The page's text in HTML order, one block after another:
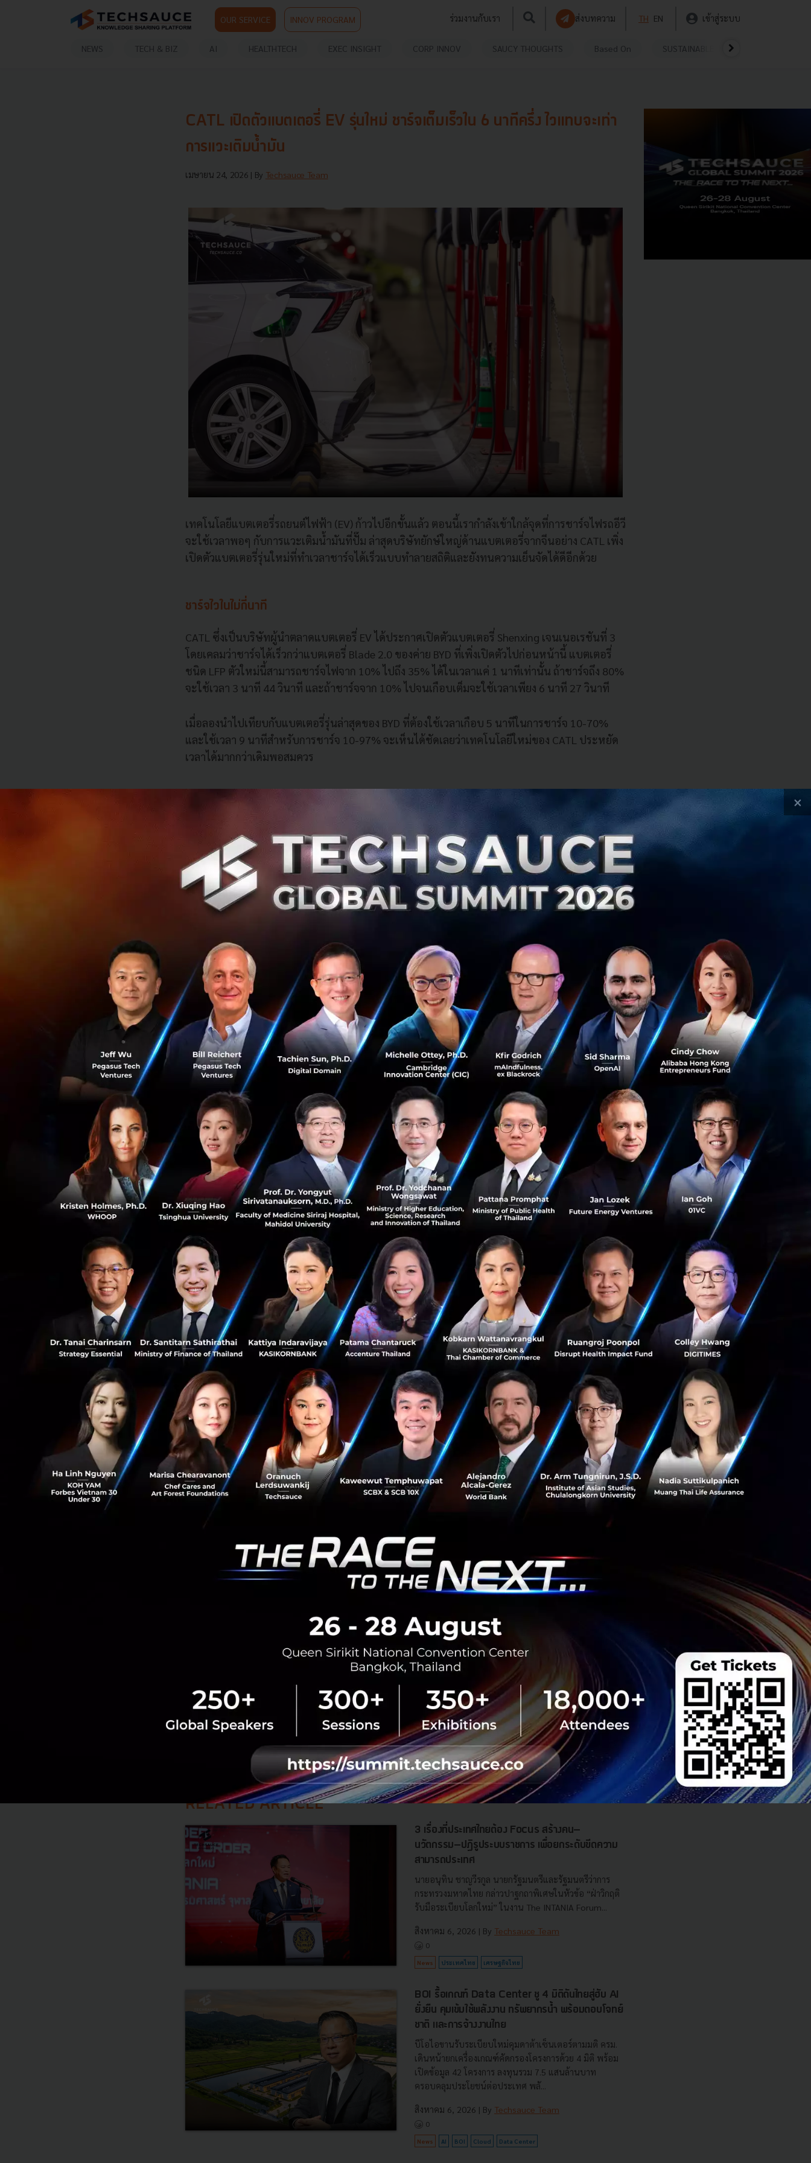
OUR SERVICE INNOV PROGRAM ร่วมงานกับเรา ส่งบทความ TH EN เข้าสู่ระบบ
NEWS TECH & BIZ AI HEALTHTECH EXEC INSIGHT CORP INNOV SAUCY THOUGHTS Based On SUSTAINABLE
0
0
CATL เปิดตัวแบตเตอรี่ EV รุ่นใหม่ ชาร์จเต็มเร็วใน 6 นาทีครึ่ง ไวแทบจะเท่า
การแวะเติมน้ำมัน
เมษายน 24, 2026 | By Techsauce Team
เทคโนโลยีแบตเตอรี่รถยนต์ไฟฟ้า (EV) ก้าวไปอีกขั้นแล้ว ตอนนี้เรากำลังเข้าใกล้จุดที่การชาร์จไฟรถอีวี
จะใช้เวลาพอๆ กับการแวะเติมน้ำมันที่ปั๊ม ล่าสุดบริษัทยักษ์ใหญ่ด้านแบตเตอรี่จากจีนอย่าง CATL เพิ่ง
เปิดตัวแบตเตอรี่รุ่นใหม่ที่ทำเวลาชาร์จได้เร็วแบบทำลายสถิติและยังทนความเย็นจัดได้ดีอีกด้วย
ชาร์จไวในไม่กี่นาที
CATL ซึ่งเป็นบริษัทผู้นำตลาดแบตเตอรี่ EV ได้ประกาศเปิดตัวแบตเตอรี่ Shenxing เจนเนอเรชันที่ 3
โดยเคลมว่าชาร์จได้เร็วกว่าแบตเตอรี่ Blade 2.0 ของค่าย BYD ที่เพิ่งเปิดตัวไปก่อนหน้านี้ แบตเตอรี่
ชนิด LFP ตัวใหม่นี้สามารถชาร์จไฟจาก 10% ไปถึง 35% ได้ในเวลาแค่ 1 นาทีเท่านั้น ถ้าชาร์จถึง 80%
จะใช้เวลา 3 นาที 44 วินาที และถ้าชาร์จจาก 10% ไปจนเกือบเต็มจะใช้เวลาเพียง 6 นาที 27 วินาที
เมื่อลองนำไปเทียบกับแบตเตอรี่รุ่นล่าสุดของ BYD ที่ต้องใช้เวลาเกือบ 5 นาทีในการชาร์จ 10-70%
และใช้เวลา 9 นาทีสำหรับการชาร์จ 10-97% จะเห็นได้ชัดเลยว่าเทคโนโลยีใหม่ของ CATL ประหยัด
เวลาได้มากกว่าเดิมพอสมควร
จุดเด่นอีกอย่างคือ แบตเตอรี่รุ่นนี้ทำงานได้ดีมากในสภาพอากาศหนาวจัดถึง -30 องศาเซลเซียส
เพราะมีเทคโนโลยีที่ช่วยให้ความร้อนกับตัวเองได้ โดยปกติแล้วอากาศที่หนาวเย็นจะทำให้รถอีวีชาร์จ
ไฟเข้าได้ช้าลงมากจนผู้ผลิตหลายค่ายต้องติดฮีทปั๊มเพิ่มเพื่อช่วยแก้ปัญหานี้ ซึ่งทำให้ตัวรถมีน้ำหนัก
เพิ่มขึ้นและมีราคาแพงกว่าเดิม
รวดเร็ว เพื่อแก้ปัญหาการชาร์จช้าในที่เย็นจัด ซึ่งหมายความว่ารถที่ใช้แบตเตอรี่รุ่นนี้อาจไม่จำเป็น
ต้องพึ่งพาฮีทปั๊มแบบเดิมๆ อีกต่อไป ช่วยลดทั้งน้ำหนักและต้นทุนการผลิตรถยนต์ในภาพรวมลงได้
ระยะทางวิ่งไกลขึ้น แต่ตู้ชาร์จยังเป็นข้อจำกัด
ถึงแม้ CATL จะยังไม่ได้ระบุชัดเจนว่าแบตเตอรี่รุ่นนี้จะวิ่งได้ระยะทางเท่าไหร่ แต่ถ้าดูจากคู่แข่งอย่าง
แบตเตอรี่ Blade 2.0 ของ BYD เป็นเกณฑ์มาตรฐาน แบตเตอรี่รุ่นใหม่ๆ ก็น่าจะทำระยะทางทะลุ 640
กิโลเมตร (400 ไมล์) ได้สบายๆ เนื่องจากมีความหนาแน่นของพลังงานสูงขึ้น นอกจากนี้ทางผู้ก่อตั้ง
CATL ยังแย้มข้อมูลเพิ่มเติมด้วยว่า แบตเตอรี่รุ่น Qilin ของบริษัทที่ได้รับการอัปเดตใหม่ สามารถวิ่งได้
ไกลถึง 1,500 กิโลเมตรต่อการชาร์จเพียงครั้งเดียว
สรุป
การที่เราสามารถชาร์จรถอีวีได้เร็วพอๆ กับรถที่ใช้น้ำมันถือเป็นเรื่องดีมาก แต่ความท้าทายด่านสุดท้าย
คือ ผู้ใช้ต้องมีตู้ชาร์จกำลังไฟสูงที่รองรับความเร็วระดับนี้ได้ด้วย ปัจจุบันสถานีชาร์จทั่วโลกกำลังขยาย
ตัว อย่างในจีน BYD ก็เริ่มติดตั้งตู้ชาร์จระดับ 1,500kW แล้ว แต่มันก็ต้องใช้เวลาอีกพักใหญ่กว่าประเท
ศอื่นๆ จะมีตู้ชาร์จความเร็วสูงแพร่หลาย
อย่างไรก็ตามอนาคตของรถยนต์ไฟฟ้าดูสดใสมาก ถ้าให้เวลาเทคโนโลยีแบตเตอรี่นี้อีกสักปีสองปีเพื่อ
นำมาใช้งานจริงในรถยนต์ ควบคู่ไปกับการรอให้โครงสร้างพื้นฐานอย่างสถานีชาร์จขยายตัวครอบคลุม
มากขึ้น อุปสรรคจุกจิกในการใช้รถอีวีก็อาจจะค่อยๆ หายไป
อ้างอิง:techradar
News ev
Thawatchai Wattanachok 1 m. ago|Edited 1 m. ago
ขาย food delivery application ป่าว ปรับแต่งเอง 5 ล้าน ปรับแต่งให้ 10 ล้าน ธุรกิจอสังหาริมทรัพย์
โรงแรม 2 โรงแรม 7ร้อยล้าน การชำระเงินทั่วโลก หมื่นล้าน - แสนล้าน
Thawatchai Wattanachok 1 m. ago|Edited 1 m. ago
Thailnt บริษัท เทคโนโลยี ในประเทศ ไทย ร่วมถึงการผลิต
คอมพิวเตอร์ หรือ ชิพเทคโนโลยี การวาดร
วดชิพ ที่ใช้ ชื่อ รุ่น Nano computer เชื่อม ซอฟต์แวร์ จากการมองเห็นอนาคต และทิศทางศูนย์กลาง
ของการเชื่อมเข้าหากันทัว โลกเข้าถึง บริษัท ยานยนต์ ev ตั่งแต่อายุ 27 พ.ศ 1996 โปรเจคโรงไฟฟ้า ห
รืออ่างเก็บน้ำ การจัดเก็บพลังงานหรือล้อเลี้ยงพลังงาน ในประเทศไทย
Thawatchai Wattanachok 1 m. ago| Edited 1 m. ago
ทุนจดทะเบียน 5000 กว่าล้าน บริษัทรถยนต์ในไทยที่เป็นเจ้าวงใหญ่ ไม่มีโฆษณา สร้างเองทั้งหมด ร่
วมถึงการออกแบบรปทรง จนถึงการจัดเก็บพลังงานแบตเตอรี่ อุสาหกรรม การพัฒนาซอฟต์แวร์ ยานย
Thawatchai Wattanachok 1 m. ago
Catl ผมต้องการสั่งแบตเตอรี่ มาผลิตรถยนต์ ev ในไทย
Thawatchai Wattanachok 1 m. ago
RELATED ARTICLE
3 เรื่องที่ประเทศไทยต้อง Focus สร้างคน–
นวัตกรรม–ปฏิรูประบบราชการ เพื่อยกระดับขีดความ
สามารถประเทศ
นายอนุทิน ชาญวีรกูล นายกรัฐมนตรีและรัฐมนตรีว่าการ
กระทรวงมหาดไทย กล่าวปาฐกถาพิเศษในหัวข้อ “ฝ่าวิกฤติ
รับมือระเบียบโลกใหม่” ในงาน The INTANIA Forum...
สิงหาคม 6, 2026 | By Techsauce Team
0
News ประเทศไทย เศรษฐกิจไทย
BOI รื้อเกณฑ์ Data Center ชู 4 มิติดันไทยสู่ฮับ AI
ยั่งยืน คุมเข้มใช้พลังงาน ทรัพยากรน้ำ พร้อมตอบโจทย์
ชาติ และการจ้างงานไทย
บีโอไอขานรับระเบียบใหม่คุมดาต้าเซ็นเตอร์ตามมติ ครม.
เดินหน้ายกเครื่องเกณฑ์คัดกรองโครงการด้วย 4 มิติ พร้อม
เปิดข้อมูล 42 โครงการ ลงทุนรวม 7.5 แสนล้านบาท
ครอบคลุมประโยชน์ต่อประเทศ พลั...
สิงหาคม 6, 2026 | By Techsauce Team
0
News AI BOI Cloud Data Center
×